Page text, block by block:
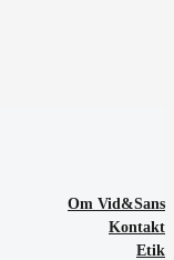
Om Vid&Sans
Kontakt
Etik